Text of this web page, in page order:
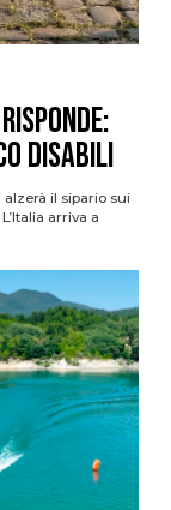
Disabili
il sipario sui
arriva a